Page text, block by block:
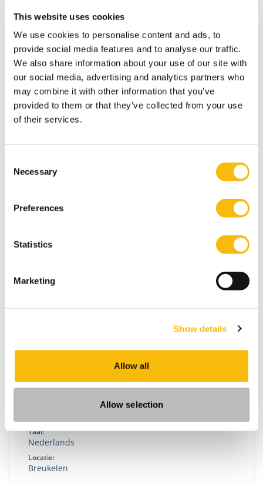
This website uses cookies
We use cookies to personalise content and ads, to
provide social media features and to analyse our traffic.
We also share information about your use of our site with
our social media, advertising and analytics partners who
may combine it with other information that you’ve
provided to them or that they’ve collected from your use
of their services.
Selection
Necessary
Preferences
Statistics
Marketing
Show details
Allow all
Allow selection
New Board Program
Startdatum:
25 november 2026
Taal:
Locatie:
De boardroom vraagt om meer dan ervaring. In een
publieke aandacht wil je een governance-kompas
dat staat — én de boardroom-vaardigheid om
Board Program ontwikkel je jouw besluitvorming,
stakeholderdialoog en constructieve tegenspraak,
Behaviour, Culture & Governance
Taal:
Nederlands
Locatie:
Breukelen